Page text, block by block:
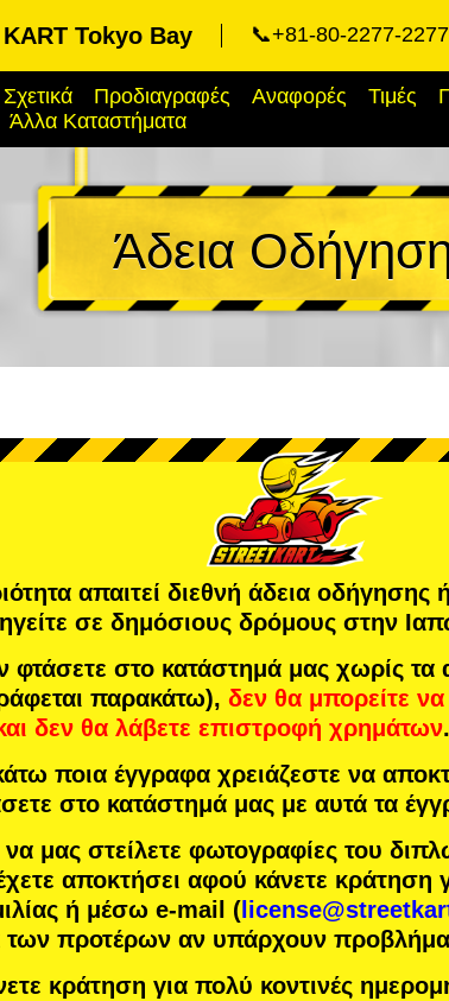
KART Tokyo Bay 📞+81-80-2277-2277
Σχετικά Προδιαγραφές Αναφορές Τιμές
Άλλα Καταστήματα
Άδεια
απαιτεί διεθνή άδεια
σε δημόσιους δρόμους στην
στο κατάστημά μας χωρίς τα
παρακάτω), δεν θα μπορείτε
δεν θα λάβετε επιστροφή χρημάτων.
ποια έγγραφα χρειάζεστε να
στο κατάστημά μας με αυτά τα
μας στείλετε φωτογραφίες του
αποκτήσει αφού κάνετε κράτηση
ή μέσω e-mail (
των προτέρων αν υπάρχουν
κράτηση για πολύ κοντινές